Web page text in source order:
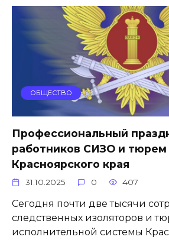
ОБЩЕСТВО
Профессиональный
работников СИЗО и тюрем
Красноярского края
31.10.2025 0 407
Сегодня почти две тысячи
следственных изоляторов и
исполнительной системы